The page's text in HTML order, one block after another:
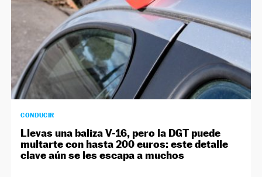
CONDUCIR
Llevas una baliza V-16, pero la DGT puede
multarte con hasta 200 euros: este detalle
clave aún se les escapa a muchos